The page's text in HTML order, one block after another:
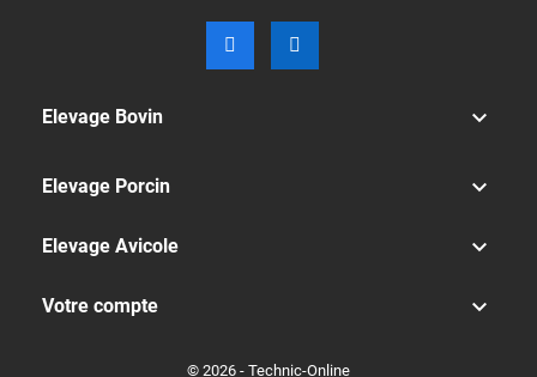
Elevage Bovin 
Elevage Porcin 
Elevage Avicole 
Votre compte 
© 2026 - Technic-Online